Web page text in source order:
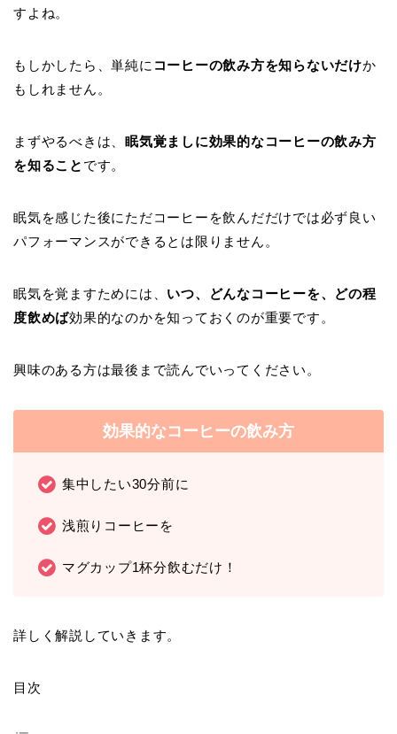
すよね。
もしかしたら、単純に コーヒーの飲み方を知らないだけか
もしれません。
まずやるべきは、眠気覚ましに効果的なコーヒーの飲み方
を知ること です。
眠気を感じた後にただコーヒーを飲んだだけでは必ず良い
パフォーマンスができるとは限りません。
眠気を覚ますためには、 いつ、どんなコーヒーを、どの程
度飲めば効果的なのかを知っておくのが重要です。
興味のある方は最後まで読んでいってください。
効果的なコーヒーの飲み方
集中したい30分前に
浅煎りコーヒーを
マグカップ1杯分飲むだけ！
詳しく解説していきます。
目次